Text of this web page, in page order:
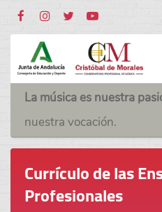
La música es nuestra
nuestra vocación.
Currículo de las
Profesionales